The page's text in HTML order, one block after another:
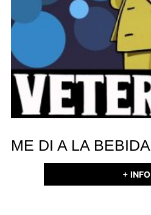
ME DI A LA BEBIDA
+ INFO